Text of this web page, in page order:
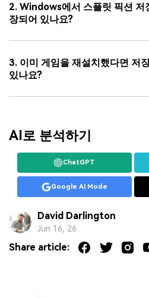
2. Windows에서 스플릿 픽션 저
장되어 있나요?
3. 이미 게임을 재설치했다면 저
있나요?
AI로 분석하기
ChatGPT
Google AI Mode
David Darlington
Jun 16, 26
Share article: